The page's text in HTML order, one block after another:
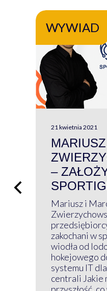
WYWIAD
21 kwietnia 2021
–
Mariusz i
zakochani w
wiodła od
hokejowego
systemu IT
centrali Jakie